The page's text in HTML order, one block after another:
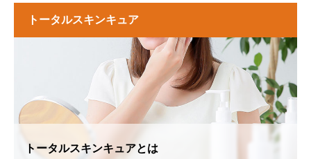
トータルスキンキュア
トータルスキンキュアとは